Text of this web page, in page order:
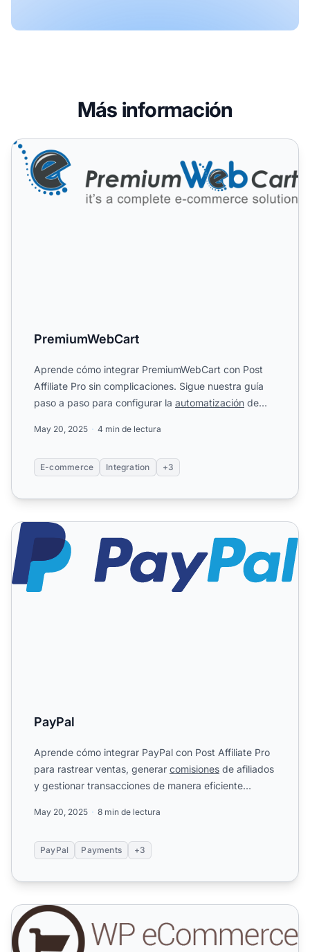
Más información
PremiumWebCart
PremiumWebCart
Aprende cómo integrar PremiumWebCart con Post
Affiliate Pro sin complicaciones. Sigue nuestra guía
paso a paso para configurar la automatización de
May 20, 2025 4 min de lectura
E-commerce Integration +3
PayPal
PayPal
Aprende cómo integrar PayPal con Post Affiliate Pro
para rastrear ventas, generar comisiones de afiliados
y gestionar transacciones de manera eficiente
May 20, 2025 8 min de lectura
PayPal Payments +3
Plugin de comercio electrónico para WordPress